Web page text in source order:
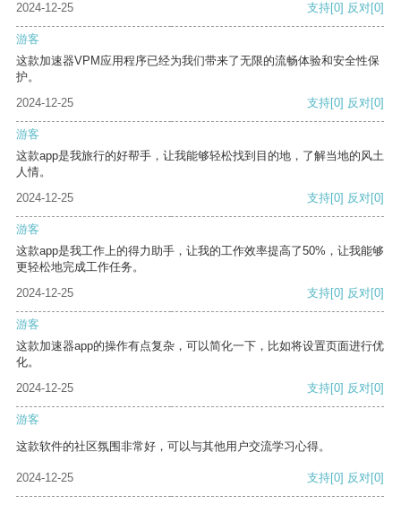
2024-12-25
支持[0] 反对[0]
游客
这款加速器VPM应用程序已经为我们带来了无限的流畅体验和安全性保
护。
2024-12-25
支持[0] 反对[0]
游客
这款app是我旅行的好帮手，让我能够轻松找到目的地，了解当地的风土
人情。
2024-12-25
支持[0] 反对[0]
游客
这款app是我工作上的得力助手，让我的工作效率提高了50%，让我能够
更轻松地完成工作任务。
2024-12-25
支持[0] 反对[0]
游客
这款加速器app的操作有点复杂，可以简化一下，比如将设置页面进行优
化。
2024-12-25
支持[0] 反对[0]
游客
这款软件的社区氛围非常好，可以与其他用户交流学习心得。
2024-12-25 支持[0] 反对[0]